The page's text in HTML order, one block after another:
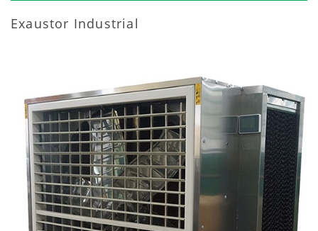
Exaustor Industrial